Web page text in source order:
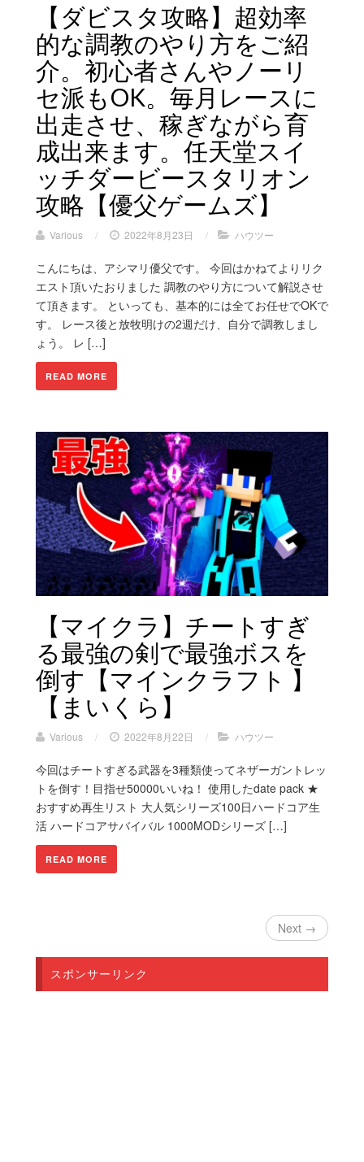
【ダビスタ攻略】超効率
的な調教のやり方をご紹
介。初心者さんやノーリ
セ派もOK。毎月レースに
出走させ、稼ぎながら育
成出来ます。任天堂スイ
ッチダービースタリオン
攻略【優父ゲームズ】
Various / 2022年8月23日 / ハウツー
こんにちは、アシマリ優父です。 今回はかねてよりリク
エスト頂いたおりました 調教のやり方について解説させ
て頂きます。 といっても、基本的には全てお任せでOKで
す。 レース後と放牧明けの2週だけ、自分で調教しまし
ょう。 レ […]
READ MORE
【マイクラ】チートすぎ
る最強の剣で最強ボスを
倒す【マインクラフト 】
【まいくら】
Various / 2022年8月22日 / ハウツー
今回はチートすぎる武器を3種類使ってネザーガントレッ
トを倒す！目指せ50000いいね！ 使用したdate pack ★
おすすめ再生リスト 大人気シリーズ100日ハードコア生
活 ハードコアサバイバル 1000MODシリーズ […]
READ MORE
Next →
スポンサーリンク